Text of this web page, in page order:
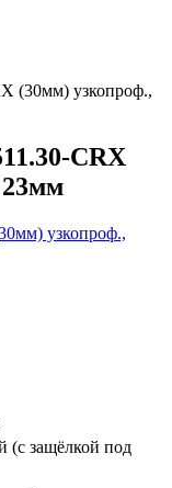
(30мм) узкопроф.,
CRX
(с защёлкой под